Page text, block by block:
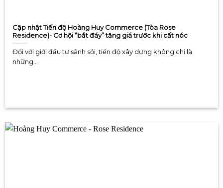
Cập nhật Tiến độ Hoàng Huy Commerce (Tòa Rose
Residence)- Cơ hội “bắt đáy” tăng giá trước khi cất nóc
Đối với giới đầu tư sành sỏi, tiến độ xây dựng không chỉ là
những...